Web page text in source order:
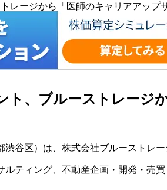
レージから「医師のキャリアアップ
、ブルーストレージ
谷区）は、株式会社ブルーストレ
ティング、不動産企画・開発・売